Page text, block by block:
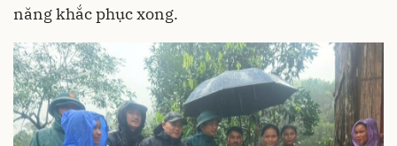
năng khắc phục xong.